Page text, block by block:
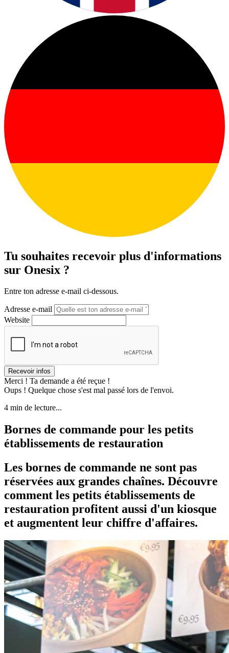
Tu souhaites recevoir plus d'informations
sur Onesix ?
Entre ton adresse e-mail ci-dessous.
Adresse e-mail
Website
Merci ! Ta demande a été reçue !
Oups ! Quelque chose s'est mal passé lors de l'envoi.
4 min de lecture...
Bornes de commande pour les petits
établissements de restauration
Les bornes de commande ne sont pas
réservées aux grandes chaînes. Découvre
comment les petits établissements de
restauration profitent aussi d'un kiosque
et augmentent leur chiffre d'affaires.